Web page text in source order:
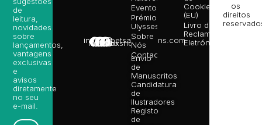
info@poetsandragons.com
Infantil
Adulto
Bookshop
Eventos
Prémio
Ulysses
Sobre
Nós
Contactos
Envio
de
Manuscritos
Candidatura
de
Ilustradores
Registo
de
Cookies
(EU)
Livro de
Reclamações
Eletrónico
de
leitura,
novidades
sobre
lançamentos,
vantagens
exclusivas
e
avisos
diretamente
no seu
e-mail.
os
direitos